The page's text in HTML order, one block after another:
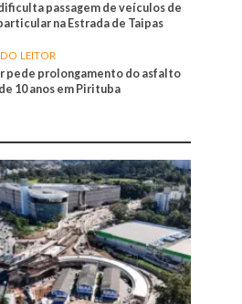
passagem de veículos de
na Estrada de Taipas
LEITOR
pede prolongamento do asfalto
10 anos em Pirituba